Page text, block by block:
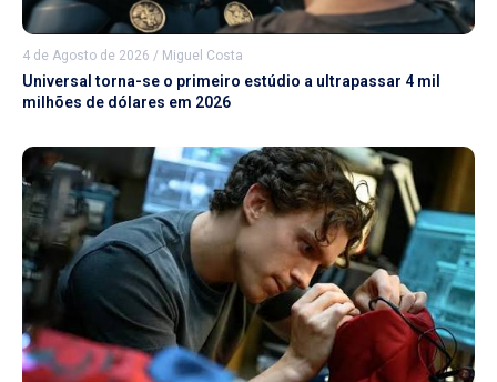
4 de Agosto de 2026 / Miguel Costa
Universal torna-se o primeiro estúdio a ultrapassar 4 mil
milhões de dólares em 2026